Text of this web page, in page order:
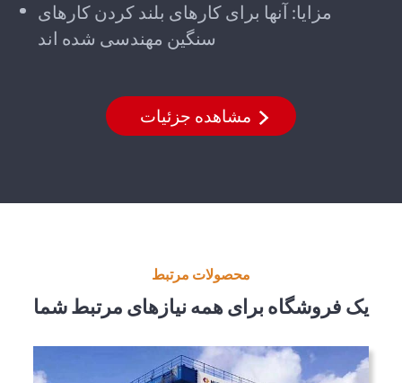
مزایا: آنها برای کارهای بلند کردن کارهای
سنگین مهندسی شده اند
مشاهده جزئیات
محصولات مرتبط
یک فروشگاه برای همه نیازهای مرتبط شما